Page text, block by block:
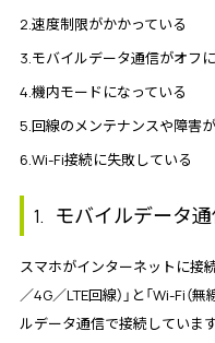
2.速度制限がかかっている
3.モバイルデータ通信がオフ
4.機内モードになっている
5.回線のメンテナンスや障害
6.Wi-Fi接続に失敗している
1. モバイルデータ
スマホがインターネットに接
／4G／LTE回線）」と「Wi-Fi（
ルデータ通信で接続していま